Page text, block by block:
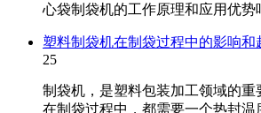
心袋制袋机的工作原理和应用优势
塑料制袋机在制袋过程中的影响和
25
制袋机，是塑料包装加工领域的重
在制袋过程中，都需要一个热封温